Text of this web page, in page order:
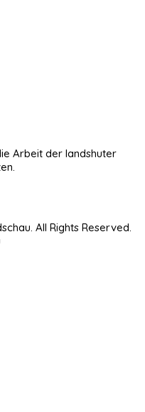
Arbeit der landshuter
All Rights Reserved.